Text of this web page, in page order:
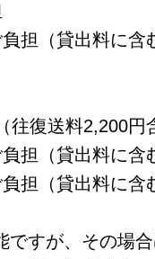
（貸出料に含
復送料2,200円
（貸出料に含
（貸出料に含
すが、その場